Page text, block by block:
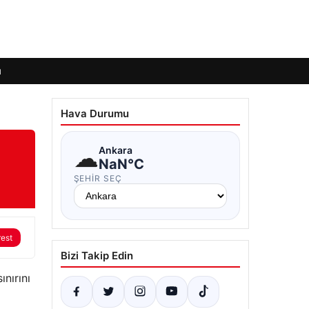
Hava Durumu
☁Ankara
NaN°C
ŞEHIR SEÇ
Bizi Takip Edin